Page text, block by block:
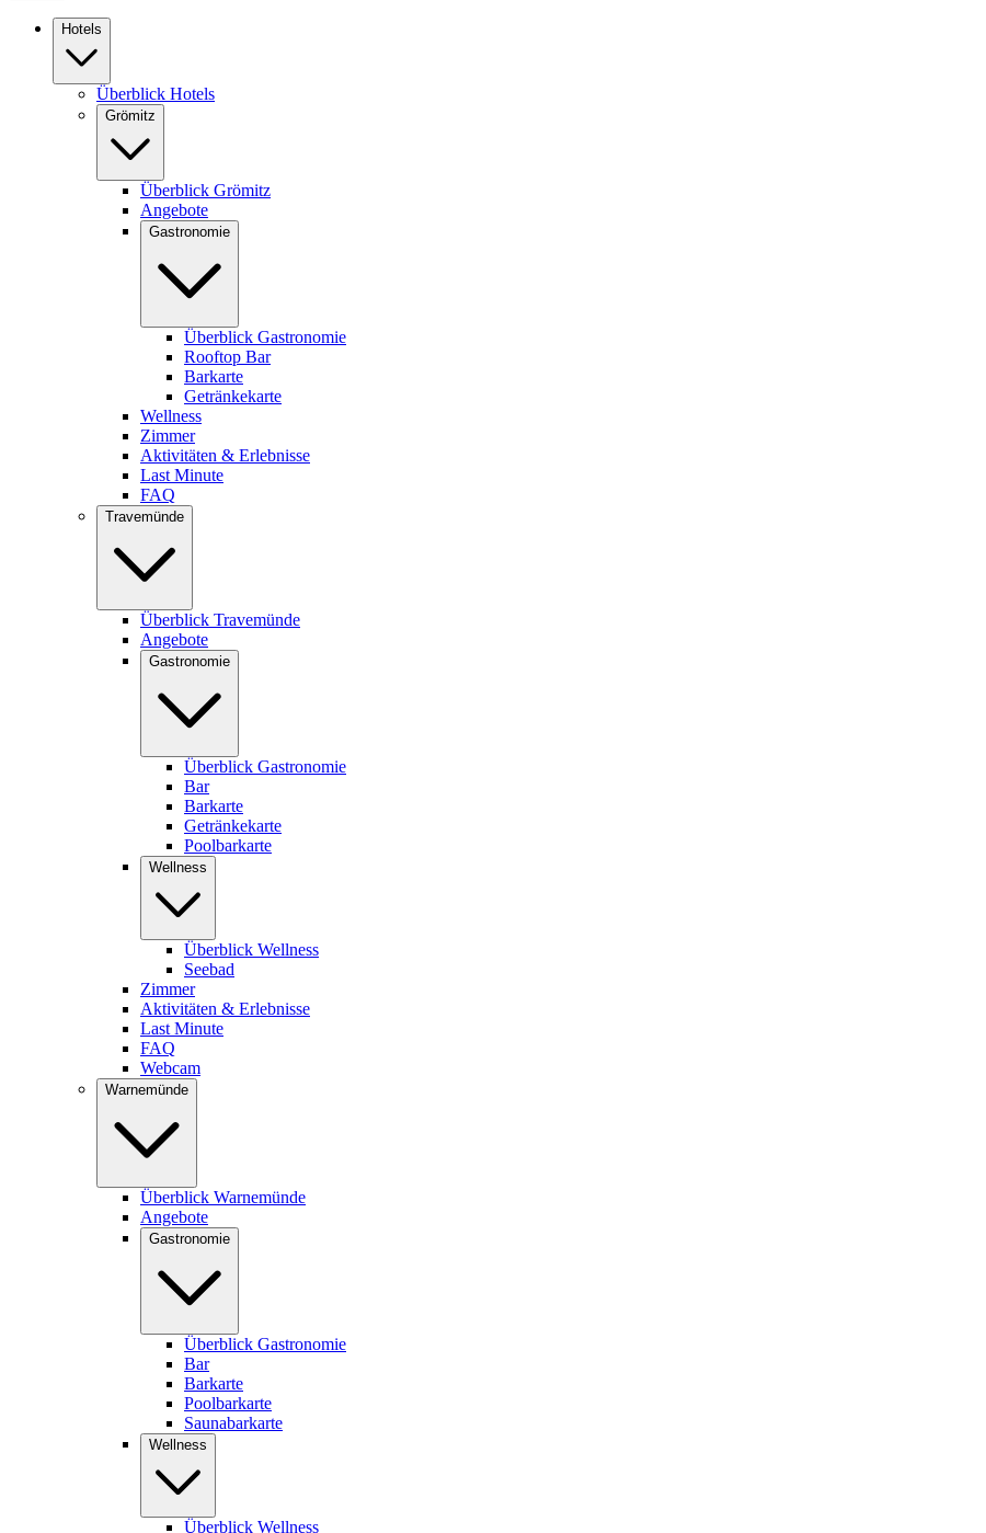
Hotels
Überblick Hotels
Grömitz
Überblick Grömitz
Angebote
Gastronomie
Überblick Gastronomie
Rooftop Bar
Barkarte
Getränkekarte
Wellness
Zimmer
Aktivitäten & Erlebnisse
Last Minute
FAQ
Travemünde
Überblick Travemünde
Angebote
Gastronomie
Überblick Gastronomie
Bar
Barkarte
Getränkekarte
Poolbarkarte
Wellness
Überblick Wellness
Seebad
Zimmer
Aktivitäten & Erlebnisse
Last Minute
FAQ
Webcam
Warnemünde
Überblick Warnemünde
Angebote
Gastronomie
Überblick Gastronomie
Bar
Barkarte
Poolbarkarte
Saunabarkarte
Wellness
Überblick Wellness